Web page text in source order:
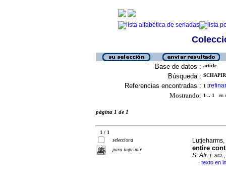
Base de datos : article
Búsqueda :
Referencias encontradas : 1 [refinar
Mostrando: 1 .. 1 en
página 1 de 1
1 / 1
selecciona
para imprimir
entire
S. Afr. j. sci.
· texto en